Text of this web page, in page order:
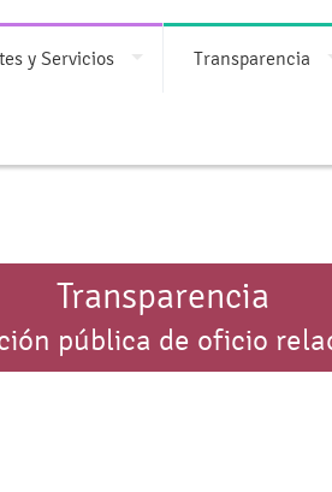
y Servicios Transparencia
Transparencia
pública de oficio